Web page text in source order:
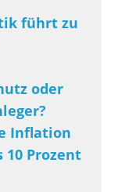
führt zu
oder
Inflation
Prozent